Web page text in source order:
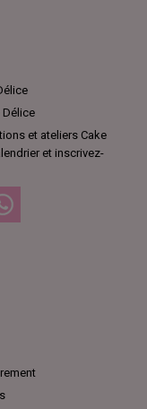
Délice
et ateliers Cake
et inscrivez-